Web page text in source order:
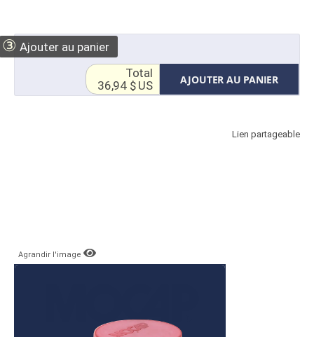
③ Ajouter au panier
AJOUTER AU PANIER
Total
36,94 $ US
Lien partageable
Agrandir l'image